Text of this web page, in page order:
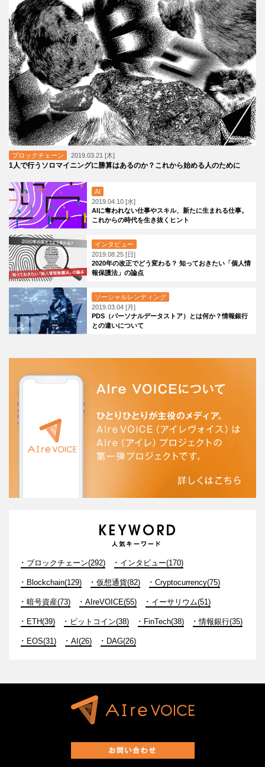
ブロックチェーン 2019.03.21 [木]
1人で行うソロマイニングに勝算はあるのか？これから始める人のために
AI
2019.04.10 [水]
AIに奪われない仕事やスキル、新たに生まれる仕事。
これからの時代を生き抜くヒント
インタビュー
2019.08.25 [日]
2020年の改正でどう変わる？ 知っておきたい「個人情
報保護法」の論点
ソーシャルレンディング
2019.03.04 [月]
PDS（パーソナルデータストア）とは何か？情報銀行
との違いについて
ブロックチェーン(292) インタビュー(170)
Blockchain(129) 仮想通貨(82) Cryptocurrency(75)
暗号資産(73) AIreVOICE(55) イーサリウム(51)
ETH(39) ビットコイン(38) FinTech(38) 情報銀行(35)
EOS(31) AI(26) DAG(26)